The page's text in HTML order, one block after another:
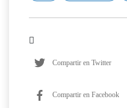
Compartir en Twitter
Compartir en Facebook